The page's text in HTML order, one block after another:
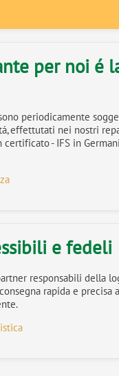
per noi é
periodicamente
effettutati nei nostri
certificato - IFS in
e fedeli
responsabili della
rapida e precisa